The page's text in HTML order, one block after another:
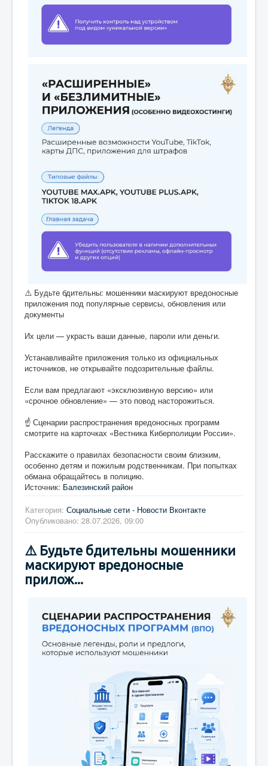
⚠️ Будьте бдительны: мошенники маскируют вредоносные
приложения под популярные сервисы, обновления или
документы
Их цели — украсть ваши данные, пароли или деньги.
Устанавливайте приложения только из официальных
источников, не открывайте подозрительные файлы.
Если вам предлагают «эксклюзивную версию» или
«срочное обновление» — это повод насторожиться.
☝️ Сценарии распространения вредоносных программ
смотрите на карточках «Вестника Киберполиции России».
Расскажите о правилах безопасности своим близким,
особенно детям и пожилым родственникам. При попытках
обмана обращайтесь в полицию.
Источник: Балезинский район
Категория: Социальные сети - Новости Вконтакте
Опубликовано: 28.07.2026, 09:00
⚠️ Будьте бдительны мошенники
маскируют вредоносные
прилож...